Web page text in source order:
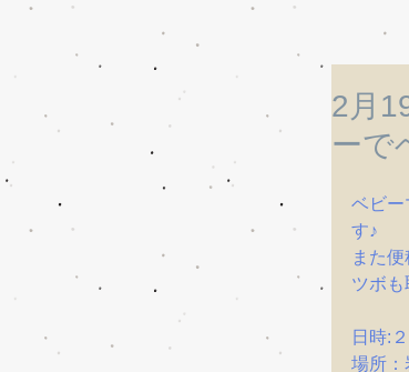
2月
ーで
ベビー
す♪
また
ツボも
日時:
場所：